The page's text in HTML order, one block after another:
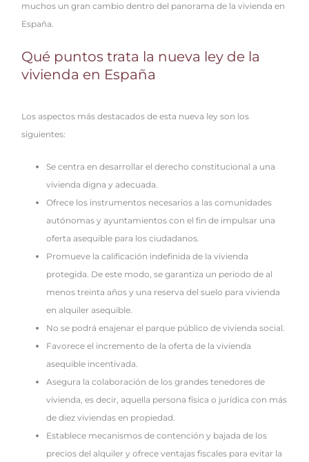
muchos un gran cambio dentro del panorama de la vivienda en
España.
Qué puntos trata la nueva ley de la
vivienda en España
Los aspectos más destacados de esta nueva ley son los
siguientes:
Se centra en desarrollar el derecho constitucional a una
vivienda digna y adecuada.
Ofrece los instrumentos necesarios a las comunidades
autónomas y ayuntamientos con el fin de impulsar una
oferta asequible para los ciudadanos.
Promueve la calificación indefinida de la vivienda
protegida. De este modo, se garantiza un periodo de al
menos treinta años y una reserva del suelo para vivienda
en alquiler asequible.
No se podrá enajenar el parque público de vivienda social.
Favorece el incremento de la oferta de la vivienda
asequible incentivada.
Asegura la colaboración de los grandes tenedores de
vivienda, es decir, aquella persona física o jurídica con más
de diez viviendas en propiedad.
Establece mecanismos de contención y bajada de los
precios del alquiler y ofrece ventajas fiscales para evitar la